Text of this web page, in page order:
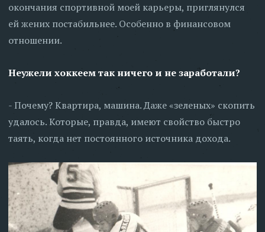
окончания спортивной моей карьеры, приглянулся
ей жених постабильнее. Особенно в финансовом
отношении.
Неужели хоккеем так ничего и не заработали?
- Почему? Квартира, машина. Даже «зеленых» скопить
удалось. Которые, правда, имеют свойство быстро
таять, когда нет постоянного источника дохода.